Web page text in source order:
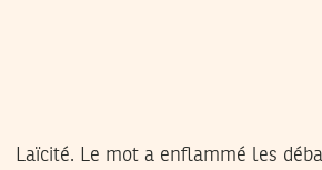
Laïcité. Le mot a enflammé les